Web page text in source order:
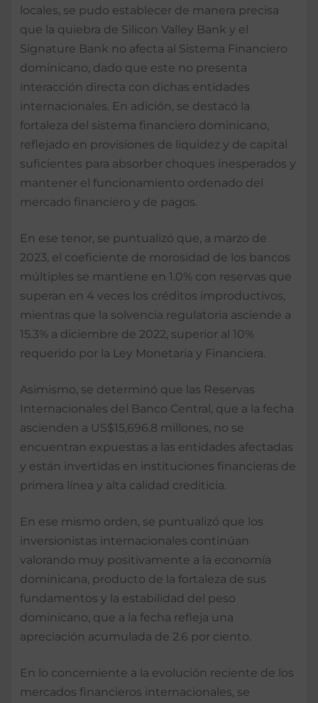
locales, se pudo establecer de manera precisa
que la quiebra de Silicon Valley Bank y el
Signature Bank no afecta al Sistema Financiero
dominicano, dado que este no presenta
interacción directa con dichas entidades
internacionales. En adición, se destacó la
fortaleza del sistema financiero dominicano,
reflejado en provisiones de liquidez y de capital
suficientes para absorber choques inesperados y
mantener el funcionamiento ordenado del
mercado financiero y de pagos.
En ese tenor, se puntualizó que, a marzo de
2023, el coeficiente de morosidad de los bancos
múltiples se mantiene en 1.0% con reservas que
superan en 4 veces los créditos improductivos,
mientras que la solvencia regulatoria asciende a
15.3% a diciembre de 2022, superior al 10%
requerido por la Ley Monetaria y Financiera.
Asimismo, se determinó que las Reservas
Internacionales del Banco Central, que a la fecha
ascienden a US$15,696.8 millones, no se
encuentran expuestas a las entidades afectadas
y están invertidas en instituciones financieras de
primera línea y alta calidad crediticia.
En ese mismo orden, se puntualizó que los
inversionistas internacionales continúan
valorando muy positivamente a la economía
dominicana, producto de la fortaleza de sus
fundamentos y la estabilidad del peso
dominicano, que a la fecha refleja una
apreciación acumulada de 2.6 por ciento.
En lo concerniente a la evolución reciente de los
mercados financieros internacionales, se